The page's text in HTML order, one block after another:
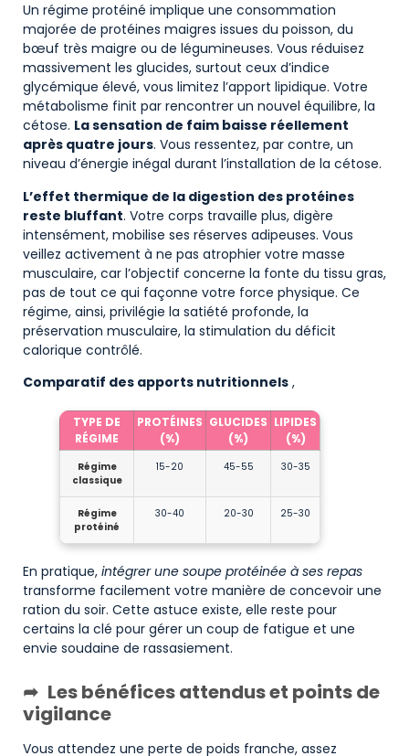
Un régime protéiné implique une consommation
majorée de protéines maigres issues du poisson, du
bœuf très maigre ou de légumineuses. Vous réduisez
massivement les glucides, surtout ceux d’indice
glycémique élevé, vous limitez l’apport lipidique. Votre
métabolisme finit par rencontrer un nouvel équilibre, la
cétose. La sensation de faim baisse réellement
après quatre jours. Vous ressentez, par contre, un
niveau d’énergie inégal durant l’installation de la cétose.
L’effet thermique de la digestion des protéines
reste bluffant. Votre corps travaille plus, digère
intensément, mobilise ses réserves adipeuses. Vous
veillez activement à ne pas atrophier votre masse
musculaire, car l’objectif concerne la fonte du tissu gras,
pas de tout ce qui façonne votre force physique. Ce
régime, ainsi, privilégie la satiété profonde, la
préservation musculaire, la stimulation du déficit
calorique contrôlé.
Comparatif des apports nutritionnels ,
TYPE DE
RÉGIME
PROTÉINES
(%)
GLUCIDES
(%)
LIPIDES
(%)
Régime
classique
15-20 45-55 30-35
Régime
protéiné
30-40 20-30 25-30
En pratique, intégrer une soupe protéinée à ses repas
transforme facilement votre manière de concevoir une
ration du soir. Cette astuce existe, elle reste pour
certains la clé pour gérer un coup de fatigue et une
envie soudaine de rassasiement.
Les bénéfices attendus et points de
vigilance
Vous attendez une perte de poids franche, assez